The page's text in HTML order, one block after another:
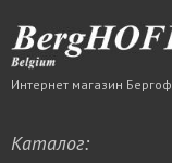
Интернет магазин
Каталог: